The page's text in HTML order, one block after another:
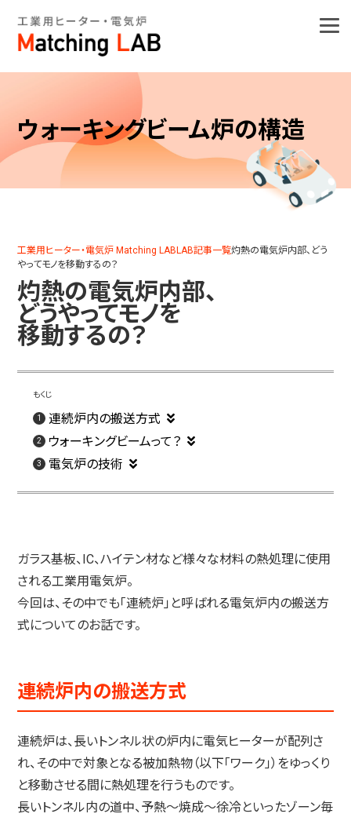
ウォーキングビーム炉の構造
工業用ヒーター・電気炉 Matching LAB LAB記事一覧灼熱の電気炉内部、どう
やってモノを移動するの？
灼熱の電気炉内部、
どうやってモノを
移動するの？
連続炉内の搬送方式
ウォーキングビームって？
電気炉の技術
ガラス基板、IC、ハイテン材など様々な材料の熱処理に使用
される工業用電気炉。
今回は、その中でも「連続炉」と呼ばれる電気炉内の搬送方
式についてのお話です。
連続炉内の搬送方式
連続炉は、長いトンネル状の炉内に電気ヒーターが配列さ
れ、その中で対象となる被加熱物（以下「ワーク」）をゆっくり
と移動させる間に熱処理を行うものです。
長いトンネル内の道中、予熱～焼成～徐冷といったゾーン毎